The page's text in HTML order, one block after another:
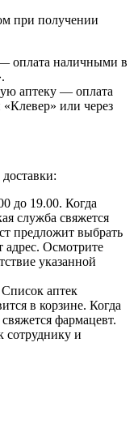
при получении
— оплата наличными в
аптеку — оплата
или через
до 19.00. Когда
служба свяжется
предложит выбрать
адрес. Осмотрите
указанной
аптек
в корзине. Когда
фармацевт.
сотруднику и